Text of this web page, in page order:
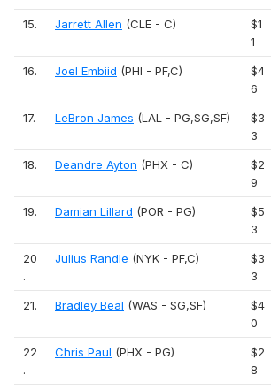
15. Jarrett Allen (CLE - C)
$1
1
16. Joel Embiid (PHI - PF,C)
$4
6
17. LeBron James (LAL - PG,SG,SF)
$3
3
18. Deandre Ayton (PHX - C)
$2
9
19. Damian Lillard (POR - PG)
$5
3
20
.
Julius Randle (NYK - PF,C)
$3
3
21. Bradley Beal (WAS - SG,SF)
$4
0
22
.
Chris Paul (PHX - PG)
$2
8